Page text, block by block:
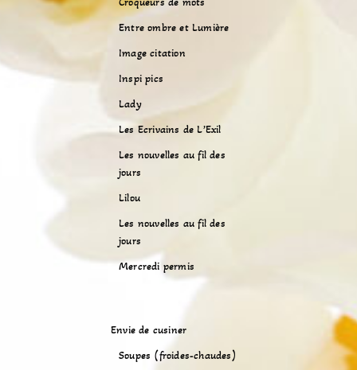
Entre ombre et Lumière
Image citation
Inspi pics
Lady
Les Ecrivains de L’Exil
Les nouvelles au fil des
jours
Lilou
Les nouvelles au fil des
jours
Mercredi permis
Envie de cusiner
Soupes (froides-chaudes)